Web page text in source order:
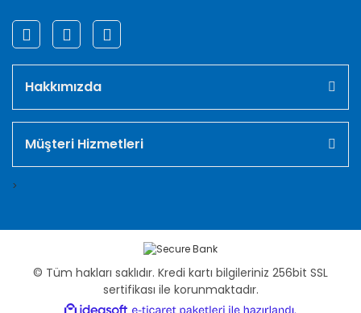
Hakkımızda
Müşteri Hizmetleri
>
© Tüm hakları saklıdır. Kredi kartı bilgileriniz 256bit SSL
sertifikası ile korunmaktadır.
ideasoft e-